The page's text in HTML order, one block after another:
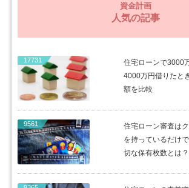
資金計画
人気の記事
17731
住宅ローンで3000
4000万円借りたと
額を比較
9561
住宅ローン審査は
を持っているだけ
切な保有枚数とは？